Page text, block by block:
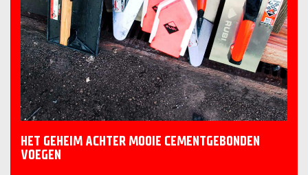
HET GEHEIM ACHTER MOOIE CEMENTGEBONDEN
VOEGEN